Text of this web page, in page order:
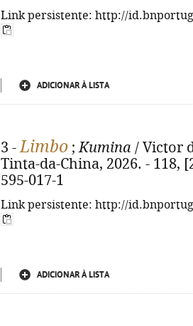
Link persistente: http://
ADICIONAR À LISTA
3 -Limbo ;Kumina / Victor
Tinta-da-China, 2026. - 118,
595-017-1
Link persistente: http://
ADICIONAR À LISTA